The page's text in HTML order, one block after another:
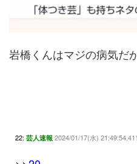
岩橋くんはマジの病気だ
22: 芸人速報 2024/01/17(水)